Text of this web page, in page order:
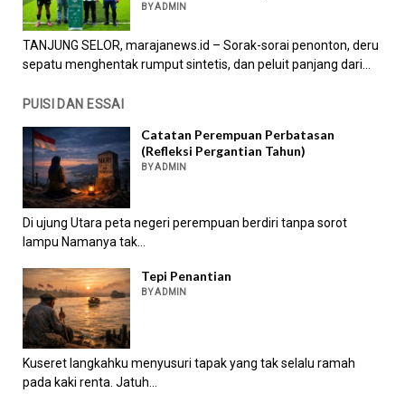
BY ADMIN
TANJUNG SELOR, marajanews.id – Sorak-sorai penonton, deru
sepatu menghentak rumput sintetis, dan peluit panjang dari...
PUISI DAN ESSAI
Catatan Perempuan Perbatasan
(Refleksi Pergantian Tahun)
BY ADMIN
Di ujung Utara peta negeri perempuan berdiri tanpa sorot
lampu Namanya tak...
Tepi Penantian
BY ADMIN
Kuseret langkahku menyusuri tapak yang tak selalu ramah
pada kaki renta. Jatuh...